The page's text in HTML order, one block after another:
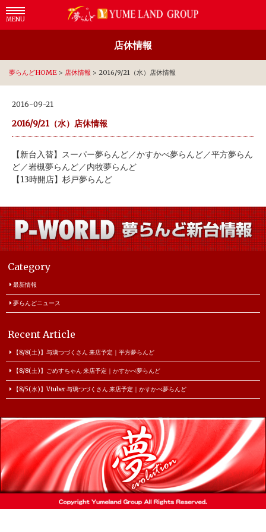
MENU
店休情報
夢らんどHOME > 店休情報 > 2016/9/21（水）店休情報
2016-09-21
2016/9/21（水）店休情報
【新台入替】スーパー夢らんど／かすかべ夢らんど／平方夢らん
ど／岩槻夢らんど／内牧夢らんど
【13時開店】杉戸夢らんど
Category
最新情報
夢らんどニュース
Recent Article
【8/8(土)】与璃つづくさん 来店予定｜平方夢らんど
【8/8(土)】ごめすちゃん 来店予定｜かすかべ夢らんど
【8/5(水)】Vtuber 与璃つづくさん 来店予定｜かすかべ夢らんど